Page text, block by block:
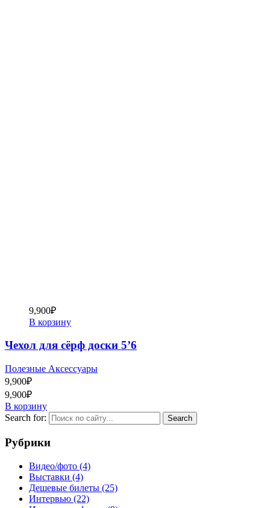
9,900₽
В корзину
Чехол для сёрф доски 5’6
Полезные Аксессуары
9,900₽
9,900₽
В корзину
Search for:
Рубрики
Видео/фото (4)
Выставки (4)
Дешевые билеты (25)
Интервью (22)